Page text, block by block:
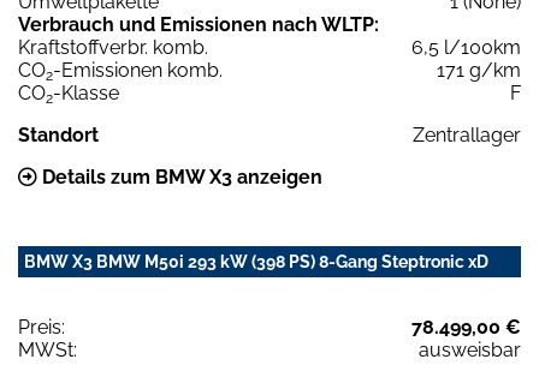
Verbrauch und Emissionen nach WLTP:
Kraftstoffverbr. komb.
6,5 l/100km
CO2-Emissionen komb.
171 g/km
CO2-Klasse
F
Standort
Zentrallager
Details zum BMW X3 anzeigen
BMW X3 BMW M50i 293 kW (398 PS) 8-Gang Steptronic xD
Preis:
78.499,00 €
MWSt:
ausweisbar